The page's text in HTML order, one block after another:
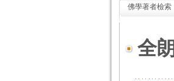
佛學著者檢索
全朗